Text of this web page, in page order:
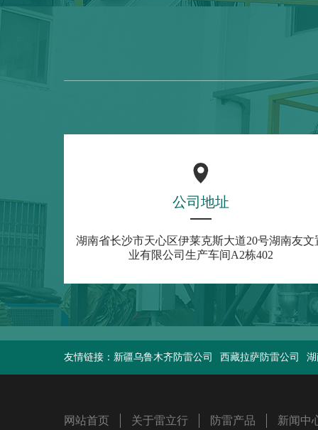
公司地址
湖南省长沙市天心区伊莱克斯大道20号湖南友文
业有限公司生产车间A2栋402
友情链接： 新疆乌鲁木齐防雷公司 西藏拉萨防雷公司
网站首页 关于雷立行 防雷产品 新闻中